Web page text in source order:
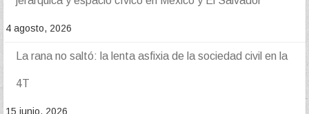
4 agosto, 2026
La rana no saltó: la lenta asfixia de la sociedad civil en la
4T
15 junio, 2026